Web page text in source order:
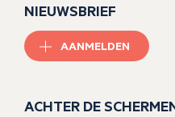
NIEUWSBRIEF
AANMELDEN
ACHTER DE